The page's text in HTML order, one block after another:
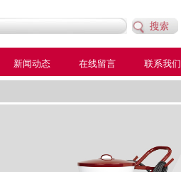
新闻动态 在线留言 联系我们